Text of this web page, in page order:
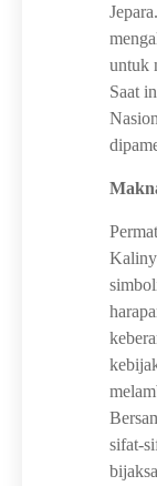
untuk
Saat
sifat-